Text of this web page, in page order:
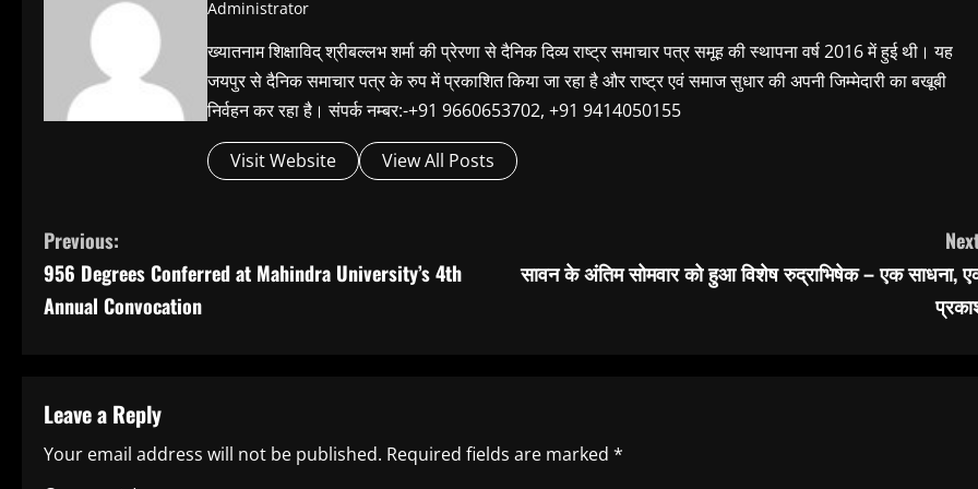
Administrator
ख्यातनाम शिक्षाविद् श्रीबल्लभ शर्मा की प्रेरणा से दैनिक दिव्य राष्ट्र समाचार पत्र समूह की स्थापना वर्ष 2016 में हुई थी। यह
जयपुर से दैनिक समाचार पत्र के रुप में प्रकाशित किया जा रहा है और राष्ट्र एवं समाज सुधार की अपनी जिम्मेदारी का बखूबी
निर्वहन कर रहा है। संपर्क नम्बर:-+91 9660653702, +91 9414050155
Visit Website View All Posts
C
o
i
n
Previous:
956 Degrees Conferred at Mahindra University’s 4th
Annual Convocation
सावन के अंतिम सोमवार को हुआ विशेष रुद्राभिषेक – एक साधना,
Leave a Reply
Your email address will not be published. Required fields are marked *